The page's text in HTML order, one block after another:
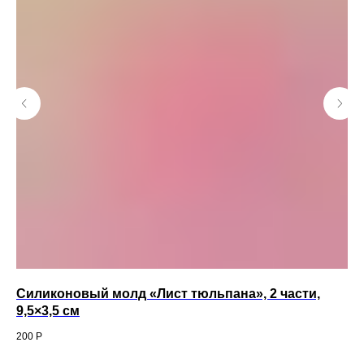
Силиконовый молд «Лист тюльпана», 2 части,
9,5×3,5 см
200 Р